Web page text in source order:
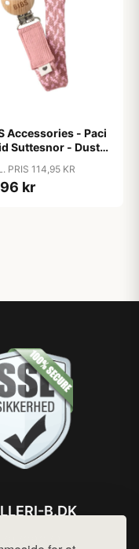
Accessories - Paci
Suttesnor - Dusty
PRIS 114,95 KR
kr
B.DK